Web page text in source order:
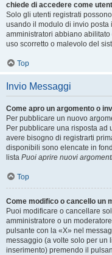
chiede di accedere come
Solo gli utenti registrati
usando il modulo di invio posta
amministratori abbiano
uso scorretto o malevolo del
Top
Invio Messaggi
Come apro un argomento o
Per pubblicare un nuovo
Per pubblicare una risposta ad
avere bisogno di registrarti
disponibili sono elencate in
lista Puoi aprire nuovi
Top
Come modifico o cancello un
Puoi modificare o cancellare
amministratore o un
pulsante con la «X» nel
messaggio (a volte solo per un
inserimento) premendo il